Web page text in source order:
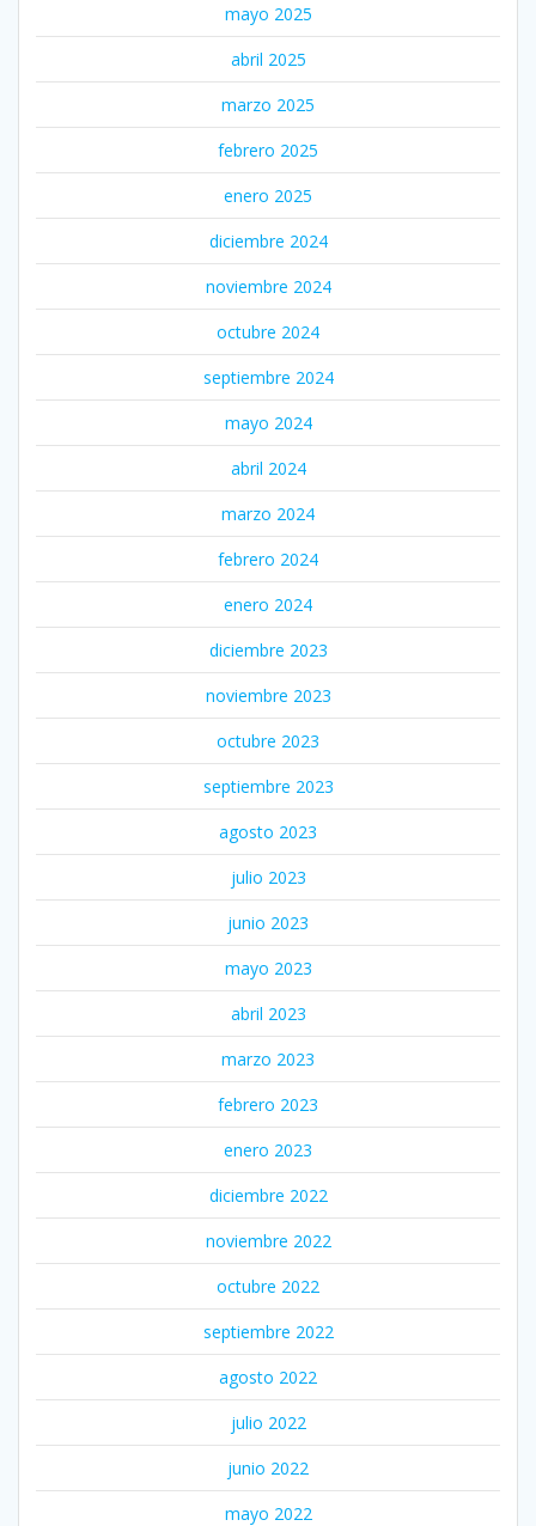
mayo 2025
abril 2025
marzo 2025
febrero 2025
enero 2025
diciembre 2024
noviembre 2024
octubre 2024
septiembre 2024
mayo 2024
abril 2024
marzo 2024
febrero 2024
enero 2024
diciembre 2023
noviembre 2023
octubre 2023
septiembre 2023
agosto 2023
julio 2023
junio 2023
mayo 2023
abril 2023
marzo 2023
febrero 2023
enero 2023
diciembre 2022
noviembre 2022
octubre 2022
septiembre 2022
agosto 2022
julio 2022
junio 2022
mayo 2022